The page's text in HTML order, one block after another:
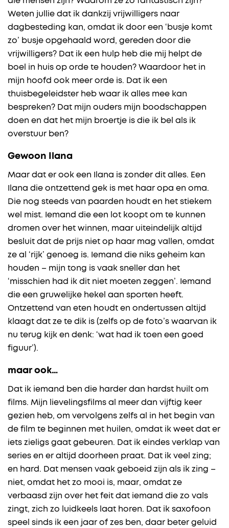
Weten jullie dat ik dankzij vrijwilligers naar
dagbesteding kan, omdat ik door een ‘busje komt
zo’ busje opgehaald word, gereden door die
vrijwilligers? Dat ik een hulp heb die mij helpt de
boel in huis op orde te houden? Waardoor het in
mijn hoofd ook meer orde is. Dat ik een
thuisbegeleidster heb waar ik alles mee kan
bespreken? Dat mijn ouders mijn boodschappen
doen en dat het mijn broertje is die ik bel als ik
overstuur ben?
Gewoon Ilana
Maar dat er ook een Ilana is zonder dit alles. Een
Ilana die ontzettend gek is met haar opa en oma.
Die nog steeds van paarden houdt en het stiekem
wel mist. Iemand die een lot koopt om te kunnen
dromen over het winnen, maar uiteindelijk altijd
besluit dat de prijs niet op haar mag vallen, omdat
ze al ‘rijk’ genoeg is. Iemand die niks geheim kan
houden – mijn tong is vaak sneller dan het
‘misschien had ik dit niet moeten zeggen’. Iemand
die een gruwelijke hekel aan sporten heeft.
Ontzettend van eten houdt en ondertussen altijd
klaagt dat ze te dik is (zelfs op de foto’s waarvan ik
nu terug kijk en denk: ‘wat had ik toen een goed
figuur’).
maar ook…
Dat ik iemand ben die harder dan hardst huilt om
films. Mijn lievelingsfilms al meer dan vijftig keer
gezien heb, om vervolgens zelfs al in het begin van
de film te beginnen met huilen, omdat ik weet dat er
iets zieligs gaat gebeuren. Dat ik eindes verklap van
series en er altijd doorheen praat. Dat ik veel zing;
en hard. Dat mensen vaak geboeid zijn als ik zing –
niet, omdat het zo mooi is, maar, omdat ze
verbaasd zijn over het feit dat iemand die zo vals
zingt, zich zo luidkeels laat horen. Dat ik saxofoon
speel sinds ik een jaar of zes ben, daar beter geluid